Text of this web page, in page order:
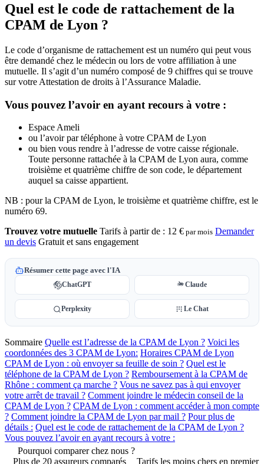
Quel est le code de rattachement de la
CPAM de Lyon ?
Le code d’organisme de rattachement est un numéro qui peut vous
être demandé chez le médecin ou lors de votre affiliation à une
mutuelle. Il s’agit d’un numéro composé de 9 chiffres qui se trouve
sur votre Attestation de droits à l’Assurance Maladie.
Vous pouvez l’avoir en ayant recours à votre :
Espace Ameli
ou l’avoir par téléphone à votre CPAM de Lyon
ou bien vous rendre à l’adresse de votre caisse régionale.
Toute personne rattachée à la CPAM de Lyon aura, comme
troisième et quatrième chiffre de son code, le département
auquel sa caisse appartient.
NB : pour la CPAM de Lyon, le troisième et quatrième chiffre, est le
numéro 69.
Trouvez votre mutuelle Tarifs à partir de : 12 € par mois Demander
un devis Gratuit et sans engagement
Résumer cette page avec l'IA
ChatGPT Claude
Perplexity Le Chat
Sommaire Quelle est l’adresse de la CPAM de Lyon ? Voici les
coordonnées des 3 CPAM de Lyon: Horaires CPAM de Lyon
CPAM de Lyon : où envoyer sa feuille de soin ? Quel est le
téléphone de la CPAM de Lyon ? Remboursement à la CPAM de
Rhône : comment ça marche ? Vous ne savez pas à qui envoyer
votre arrêt de travail ? Comment joindre le médecin conseil de la
CPAM de Lyon ? CPAM de Lyon : comment accéder à mon compte
? Comment joindre la CPAM de Lyon par mail ? Pour plus de
détails : Quel est le code de rattachement de la CPAM de Lyon ?
Vous pouvez l’avoir en ayant recours à votre :
Pourquoi comparer chez nous ?
Plus de 20 assureurs comparés
Tarifs les moins chers en premier